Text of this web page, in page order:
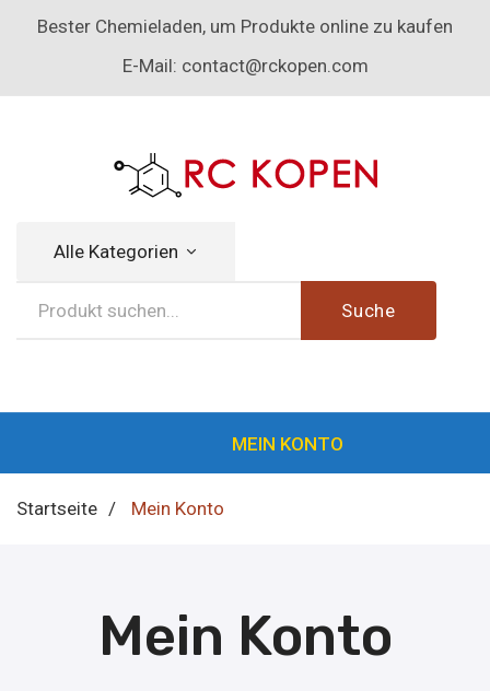
Bester Chemieladen, um Produkte online zu kaufen
E-Mail: contact@rckopen.com
Alle Kategorien
Suche
MEIN KONTO
Startseite / Mein Konto
Mein Konto